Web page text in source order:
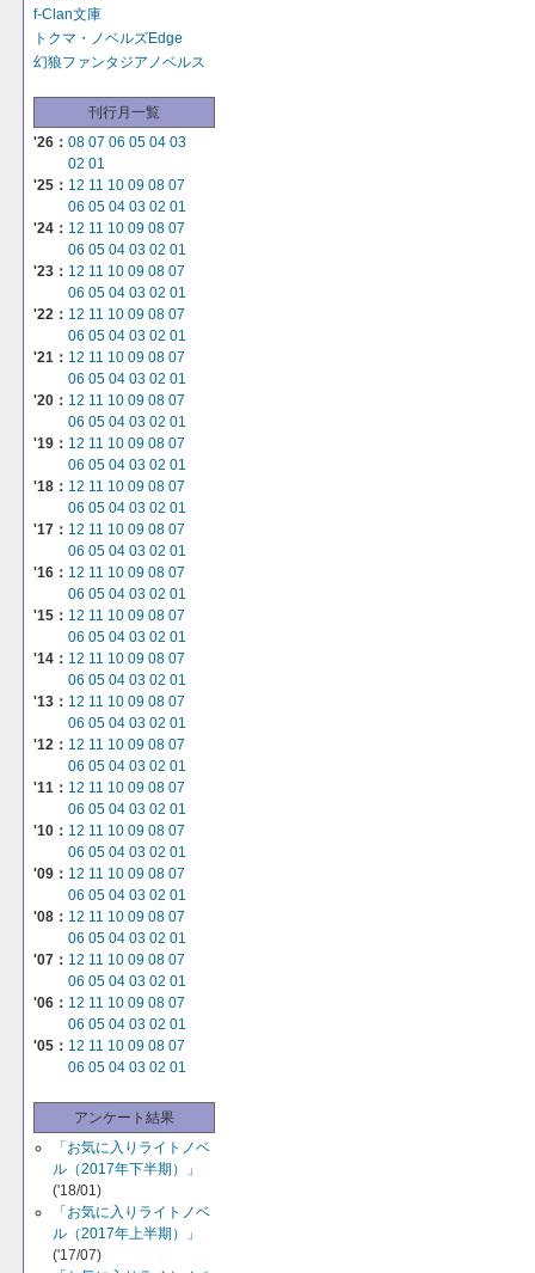
f-Clan文庫
トクマ・ノベルズEdge
幻狼ファンタジアノベルス
刊行月一覧
'26： 08 07 06 05 04 03
02 01
'25： 12 11 10 09 08 07
06 05 04 03 02 01
'24： 12 11 10 09 08 07
06 05 04 03 02 01
'23： 12 11 10 09 08 07
06 05 04 03 02 01
'22： 12 11 10 09 08 07
06 05 04 03 02 01
'21： 12 11 10 09 08 07
06 05 04 03 02 01
'20： 12 11 10 09 08 07
06 05 04 03 02 01
'19： 12 11 10 09 08 07
06 05 04 03 02 01
'18： 12 11 10 09 08 07
06 05 04 03 02 01
'17： 12 11 10 09 08 07
06 05 04 03 02 01
'16： 12 11 10 09 08 07
06 05 04 03 02 01
'15： 12 11 10 09 08 07
06 05 04 03 02 01
'14： 12 11 10 09 08 07
06 05 04 03 02 01
'13： 12 11 10 09 08 07
06 05 04 03 02 01
'12： 12 11 10 09 08 07
06 05 04 03 02 01
'11： 12 11 10 09 08 07
06 05 04 03 02 01
'10： 12 11 10 09 08 07
06 05 04 03 02 01
'09： 12 11 10 09 08 07
06 05 04 03 02 01
'08： 12 11 10 09 08 07
06 05 04 03 02 01
'07： 12 11 10 09 08 07
06 05 04 03 02 01
'06： 12 11 10 09 08 07
06 05 04 03 02 01
'05： 12 11 10 09 08 07
06 05 04 03 02 01
アンケート結果
「お気に入りライトノベ
ル（2017年下半期）」
('18/01)
「お気に入りライトノベ
ル（2017年上半期）」
('17/07)